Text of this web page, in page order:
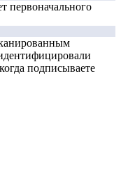
первоначального
подписываете